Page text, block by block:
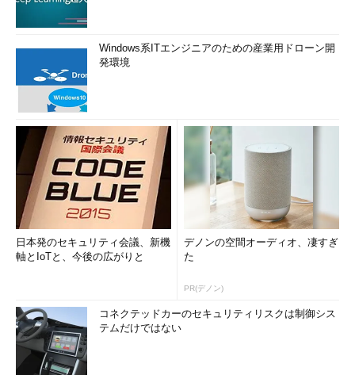
Windows系ITエンジニアのための産業用ドローン開
発環境
日本発のセキュリティ会議、新機
軸とIoTと、今後の広がりと
デノンの空間オーディオ、凄すぎ
た
PR(デノン)
コネクテッドカーのセキュリティリスクは制御シス
テムだけではない